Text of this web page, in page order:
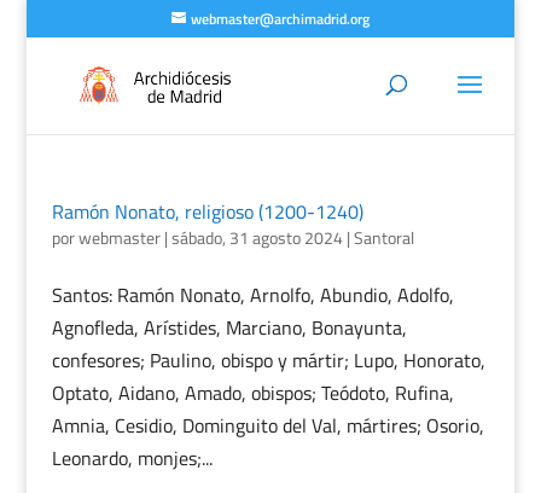
webmaster@archimadrid.org
Ramón Nonato, religioso (1200-1240)
porwebmaster|sábado, 31 agosto 2024|Santoral
Santos: Ramón Nonato, Arnolfo, Abundio, Adolfo,
Agnofleda, Arístides, Marciano, Bonayunta,
confesores; Paulino, obispo y mártir; Lupo, Honorato,
Optato, Aidano, Amado, obispos; Teódoto, Rufina,
Amnia, Cesidio, Dominguito del Val, mártires; Osorio,
Leonardo, monjes;...